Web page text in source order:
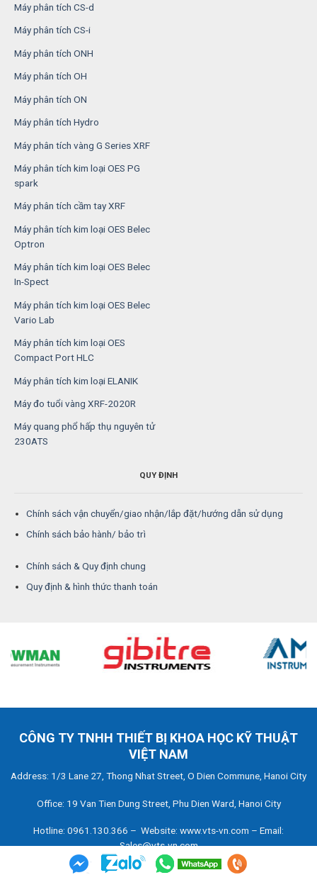
Máy phân tích CS-d
Máy phân tích CS-i
Máy phân tích ONH
Máy phân tích OH
Máy phân tích ON
Máy phân tích Hydro
Máy phân tích vàng G Series XRF
Máy phân tích kim loại OES PG
spark
Máy phân tích cầm tay XRF
Máy phân tích kim loại OES Belec
Optron
Máy phân tích kim loại OES Belec
In-Spect
Máy phân tích kim loại OES Belec
Vario Lab
Máy phân tích kim loại OES
Compact Port HLC
Máy phân tích kim loại ELANIK
Máy đo tuổi vàng XRF-2020R
Máy quang phổ hấp thụ nguyên tử
230ATS
QUY ĐỊNH
Chính sách vận chuyển/giao nhận/lắp đặt/hướng dẫn sử dụng
Chính sách bảo hành/ bảo trì
Chính sách & Quy định chung
Quy định & hình thức thanh toán
CÔNG TY TNHH THIẾT BỊ KHOA HỌC KỸ THUẬT
VIỆT NAM
Address: 1/3 Lane 27, Thong Nhat Street, O Dien Commune, Hanoi City
Office: 19 Van Tien Dung Street, Phu Dien Ward, Hanoi City
Hotline: 0961.130.366 – Website: www.vts-vn.com – Email:
Sales@vts-vn.com